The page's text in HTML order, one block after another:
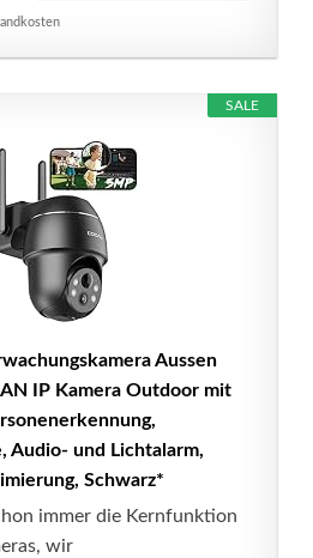
SALE
Aussen
IP Kamera Outdoor mit
Audio- und Lichtalarm,
Schwarz*
immer die Kernfunktion
wir